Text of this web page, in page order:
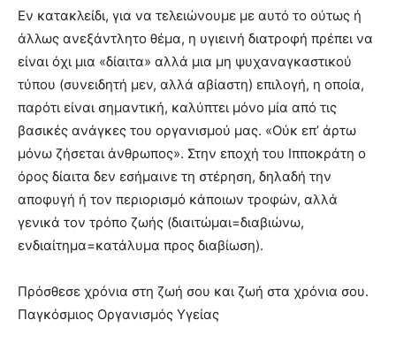
Εν κατακλείδι, για να τελειώνουμε με αυτό το ούτως ή
άλλως ανεξάντλητο θέμα, η υγιεινή διατροφή πρέπει να
είναι όχι μια «δίαιτα» αλλά μια μη ψυχαναγκαστικού
τύπου (συνειδητή μεν, αλλά αβίαστη) επιλογή, η οποία,
παρότι είναι σημαντική, καλύπτει μόνο μία από τις
βασικές ανάγκες του οργανισμού μας. «Ούκ επ’ άρτω
μόνω ζήσεται άνθρωπος». Στην εποχή του Ιπποκράτη ο
όρος δίαιτα δεν εσήμαινε τη στέρηση, δηλαδή την
αποφυγή ή τον περιορισμό κάποιων τροφών, αλλά
γενικά τον τρόπο ζωής (διαιτώμαι=διαβιώνω,
ενδιαίτημα=κατάλυμα προς διαβίωση).
Πρόσθεσε χρόνια στη ζωή σου και ζωή στα χρόνια σου.
Παγκόσμιος Οργανισμός Υγείας